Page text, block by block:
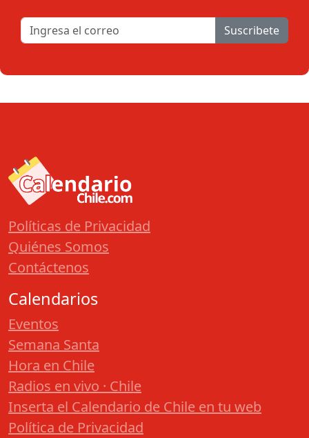
Suscribete
Políticas de Privacidad
Quiénes Somos
Contáctenos
Calendarios
Eventos
Semana Santa
Hora en Chile
Radios en vivo · Chile
Inserta el Calendario de Chile en tu web
Política de Privacidad